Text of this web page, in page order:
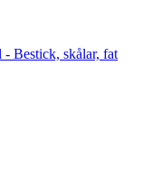
Bestick, skålar, fat